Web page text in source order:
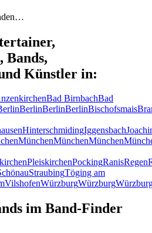
Bands,
Künstler in:
Bad BirnbachBad
BerlinBerlinBerlinBischofsmais
HinterschmidingIggensbach
MünchenMünchenMünchen
PleiskirchenPockingRanisRegen
StraubingTöging am
VilshofenWürzburgWürzburg
im Band-Finder